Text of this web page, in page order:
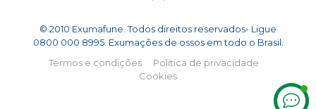
© 2010 Exumafune. Todos direitos reservados- Ligue
0800 000 8995. Exumações de ossos em todo o Brasil.
Termos e condições
Politica de privacidade
Cookies